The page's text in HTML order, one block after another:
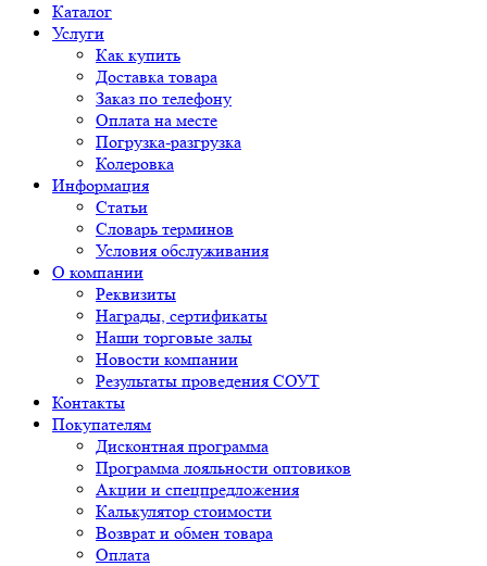
Каталог
Услуги
Как купить
Доставка товара
Заказ по телефону
Оплата на месте
Погрузка-разгрузка
Колеровка
Информация
Статьи
Словарь терминов
Условия обслуживания
О компании
Реквизиты
Награды, сертификаты
Наши торговые залы
Новости компании
Результаты проведения СОУТ
Контакты
Покупателям
Дисконтная программа
Программа лояльности оптовиков
Акции и спецпредложения
Калькулятор стоимости
Возврат и обмен товара
Оплата